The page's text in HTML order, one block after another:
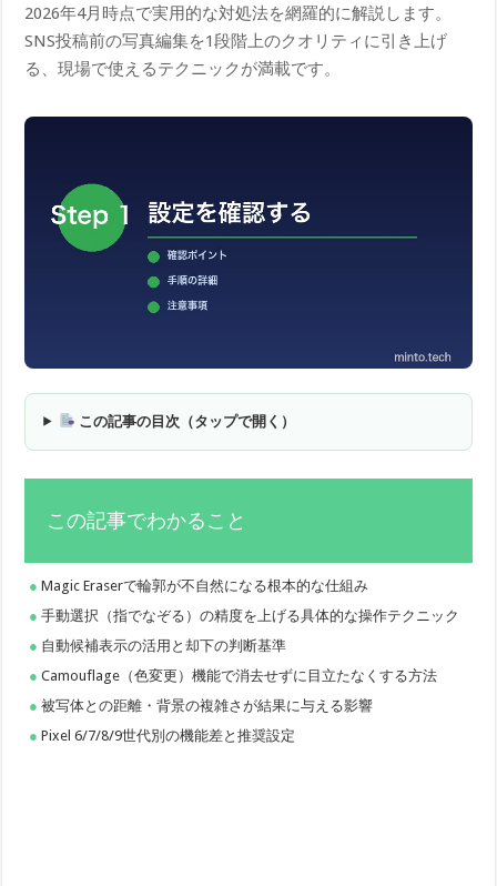
2026年4月時点で実用的な対処法を網羅的に解説します。
SNS投稿前の写真編集を1段階上のクオリティに引き上げ
る、現場で使えるテクニックが満載です。
この記事の目次（タップで開く）
この記事でわかること
Magic Eraserで輪郭が不自然になる根本的な仕組み
手動選択（指でなぞる）の精度を上げる具体的な操作テクニック
自動候補表示の活用と却下の判断基準
Camouflage（色変更）機能で消去せずに目立たなくする方法
被写体との距離・背景の複雑さが結果に与える影響
Pixel 6/7/8/9世代別の機能差と推奨設定